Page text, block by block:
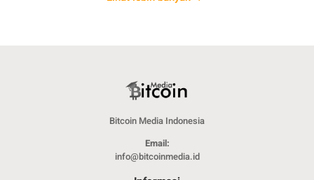
Bitcoin Media Indonesia
Email:
info@bitcoinmedia.id